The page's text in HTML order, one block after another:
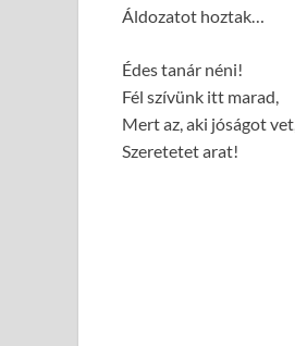
Áldozatot hoztak…
Édes tanár néni!
Fél szívünk itt marad,
Mert az, aki jóságot vet,
Szeretetet arat!